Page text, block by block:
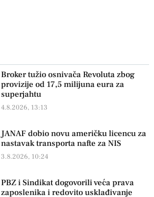
Broker tužio osnivača Revoluta zbog
provizije od 17,5 milijuna eura za
superjahtu
4.8.2026, 13:13
JANAF dobio novu američku licencu za
nastavak transporta nafte za NIS
3.8.2026, 10:24
PBZ i Sindikat dogovorili veća prava
zaposlenika i redovito usklađivanje